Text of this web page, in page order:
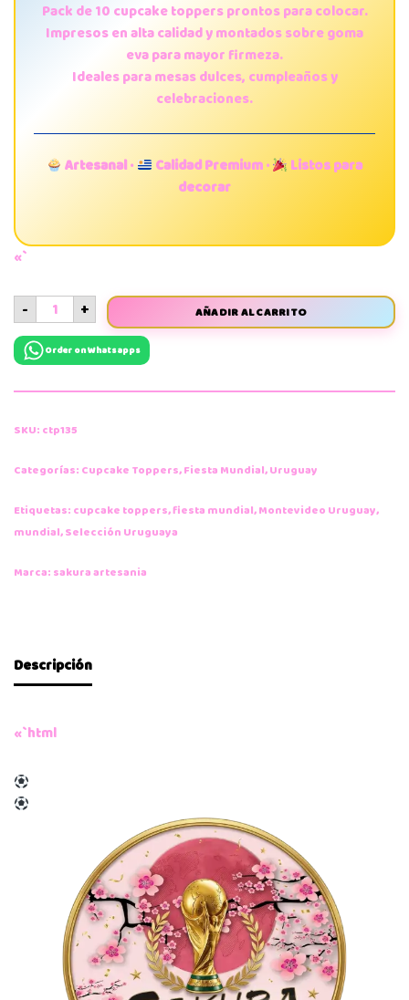
Pack de 10 cupcake toppers prontos para colocar.
Impresos en alta calidad y montados sobre goma
eva para mayor firmeza.
Ideales para mesas dulces, cumpleaños y
celebraciones.
Artesanal · Calidad Premium ·
Listos para
decorar
«`
- + AÑADIR AL CARRITO
Order on Whatsapps
SKU: ctp135
Categorías: Cupcake Toppers,Fiesta Mundial,Uruguay
Etiquetas: cupcake toppers,fiesta mundial,Montevideo Uruguay,
mundial,Selección Uruguaya
Marca: sakura artesania
Descripción
«`html